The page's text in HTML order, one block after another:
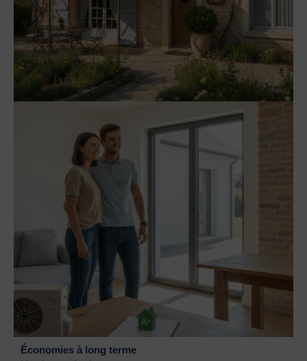
Économies à long terme